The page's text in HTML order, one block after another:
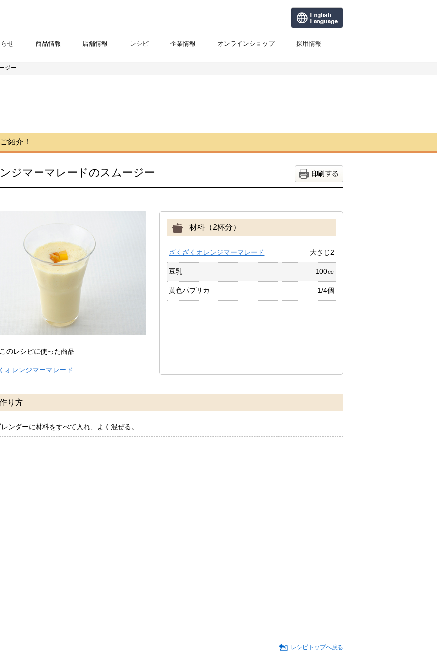
せ 商品情報 店舗情報 レシピ 企業情報 オンラインショップ 採用情報
ジー
紹介！
ジマーマレードのスムージー
このレシピに使った商品
オレンジマーマレード
材料（2杯分）
ざくざくオレンジマーマレード 大さじ2
豆乳 100㏄
黄色パプリカ 1/4個
作り方
レンダーに材料をすべて入れ、よく混ぜる。
レシピトップへ戻る